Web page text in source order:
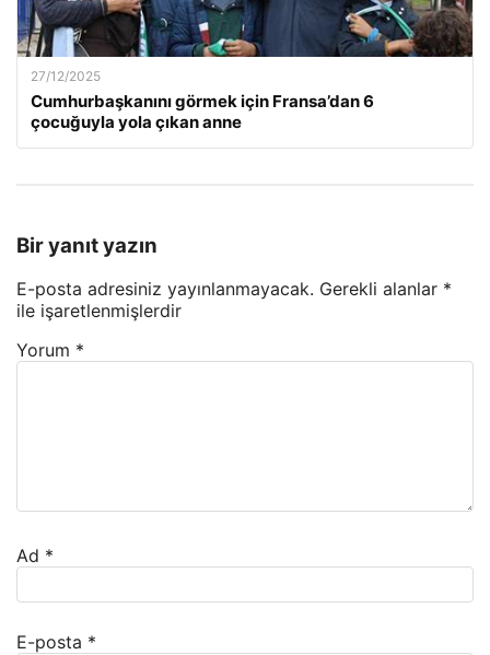
27/12/2025
Cumhurbaşkanını görmek için Fransa’dan 6
çocuğuyla yola çıkan anne
Bir yanıt yazın
E-posta adresiniz yayınlanmayacak. Gerekli alanlar *
ile işaretlenmişlerdir
Yorum *
Ad *
E-posta *